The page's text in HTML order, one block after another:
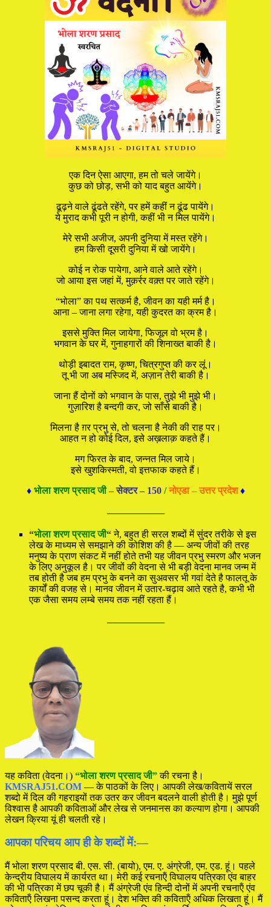
एक दिन ऐसा आएगा, हम तो चले जायेंगे।
कुछ को छोड़, सभी को याद बहुत आयेंगे।
ढूढ़ने वाले ढूंढते रहेंगे, पर हमें कहीं न ढूंढ पायेंगे।
ये मुराद कभी पूरी न होगी, कहीं भी न मिल पायेंगे।
मेरे सभी अजीज, अपनी दुनिया में मस्त रहेंगे।
हम किसी दूसरी दुनिया में खो जायेंगे।
कोई न रोक पायेगा, आने वाले आते रहेंगे।
जो आया इस जहां में, मुक़र्रर वक़्त पर जाते रहेंगे।
“भोला” का पथ सत्कर्म है, जीवन का यही मर्म है।
आना – जाना लगा रहेगा, यही कुदरत का क्रम है।
इससे मुक्ति मिल जायेगा, फिजूल वो भ्रम है।
भगवान के घर में, गुनाहगारों की शिनाख्त बाकी है।
थोड़ी इबादत राम, कृष्ण, चित्रगुप्त की कर लूं।
तू भी जा अब मस्जिद में, अज़ान तेरी बाकी है।
जाना हैं दोनों को भगवान के पास, तुझे भी मुझे भी।
गुज़ारिश है बन्दगी कर, जो साँसे बाकी है।
मिलना है ग़र प्रभु से, तो चलना है नेकी की राह पर।
आहत न हो कोई दिल, इसे अख़लाक़ कहते हैं।
मग फिरत के बाद, जन्नत मिल जाये।
इसे खुशकिस्मती, वो इत्तफाक कहते हैं।
♦भोला शरण प्रसाद जी –सेक्टर – 150 /नोएडा – उत्तर प्रदेश ♦
—————
“भोला शरण प्रसाद जी“ने, बहुत ही सरल शब्दों में सुंदर तरीके से इस
लेख के माध्यम से समझाने की कोशिश की है — अन्‍य जीवों की तरह
मनुष्य के प्राण संकट में नहीं होते तभी यह जीवन प्रभु स्मरण और भजन
के लिए अनुकूल है। पर जीवों की वेदना से भी बड़ी वेदना मानव जन्म में
तब होती है जब हम प्रभु के बनने का सुअवसर भी गवां देते है फालतू के
कार्यों की वजह से। मानव जीवन में उतार-चढ़ाव आते रहते है, कभी भी
एक जैसा समय लम्बे समय तक नहीं रहता हैं।
—————
यह कविता (वेदना।) “भोला शरण प्रसाद जी”की रचना है।
KMSRAJ51.COM — के पाठकों के लिए। आपकी लेख/कवितायें सरल
शब्दो में दिल की गहराइयों तक उतर कर जीवन बदलने वाली होती है। मुझे पूर्ण
विश्वास है आपकी कविताओं और लेख से जनमानस का कल्याण होगा। आपकी
लेखन क्रिया यूं ही चलती रहे।
आपका परिचय आप ही के शब्दों में:—
मैं भोला शरण प्रसाद बी. एस. सी. (बायो), एम. ए. अंग्रेजी, एम. एड. हूं। पहले
केन्द्रीय विघालय में कार्यरत था। मेरी कई रचनाऍं विघालय पत्रिका एंव बाहर
की भी पत्रिका में छप चूकी है। मैं अंग्रेजी एंव हिन्दी दोनों में अपनी रचनाऍं एंव
कविताऍं लिखना पसन्द करता हूं। देश भक्ति की कविताऍं अधिक लिखता हूं। मैं